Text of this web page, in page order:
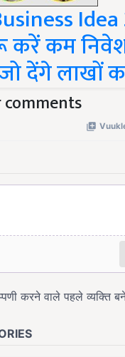
Idea
करें कम
देंगे लाखों